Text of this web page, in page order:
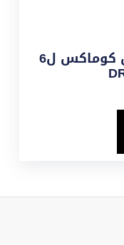
كاميرا بوابة 1/3″ ملونة من كوماكس ل6